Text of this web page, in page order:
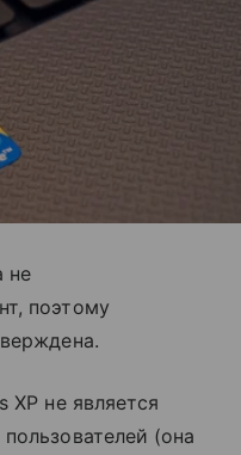
не
поэтому
XP не является
(она